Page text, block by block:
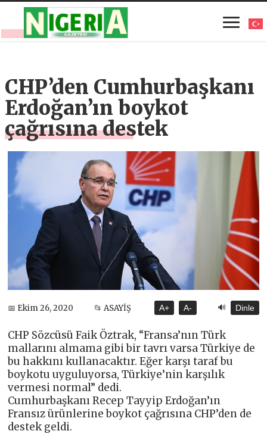
CHP’den Cumhurbaşkanı
Erdoğan’ın boykot
çağrısına destek
📅 Ekim 26, 2020 📂 ASAYİŞ A+ A- 🔊 Dinle
CHP Sözcüsü Faik Öztrak, “Fransa’nın Türk
mallarını almama gibi bir tavrı varsa Türkiye de
bu hakkını kullanacaktır. Eğer karşı taraf bu
boykotu uyguluyorsa, Türkiye’nin karşılık
vermesi normal” dedi.
Cumhurbaşkanı Recep Tayyip Erdoğan’ın
Fransız ürünlerine boykot çağrısına CHP’den de
destek geldi.